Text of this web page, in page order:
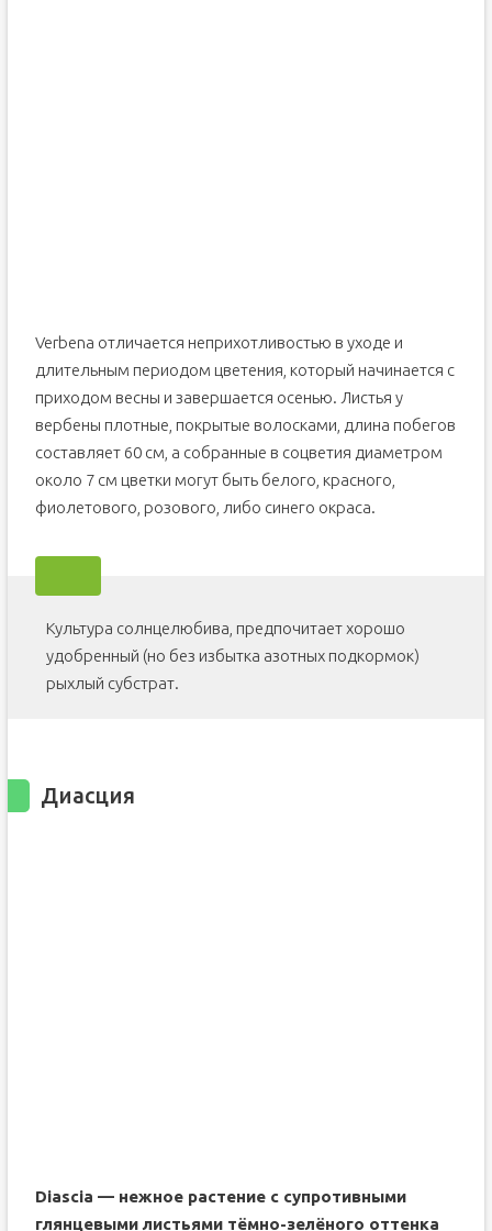
Verbena отличается неприхотливостью в уходе и
длительным периодом цветения, который начинается с
приходом весны и завершается осенью. Листья у
вербены плотные, покрытые волосками, длина побегов
составляет 60 см, а собранные в соцветия диаметром
около 7 см цветки могут быть белого, красного,
фиолетового, розового, либо синего окраса.
Культура солнцелюбива, предпочитает хорошо
удобренный (но без избытка азотных подкормок)
рыхлый субстрат.
Диасция
Diascia — нежное растение с супротивными
глянцевыми листьями тёмно-зелёного оттенка